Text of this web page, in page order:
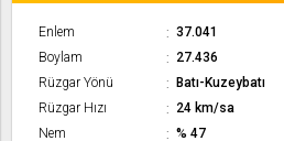
Enlem
37.041
Boylam
27.436
Rüzgar Yönü
Batı-Kuzeybatı
Rüzgar Hızı
24 km/sa
Nem
% 47